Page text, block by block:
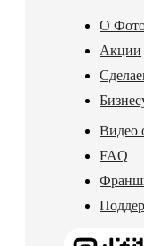
О
Акции
Видео
FAQ